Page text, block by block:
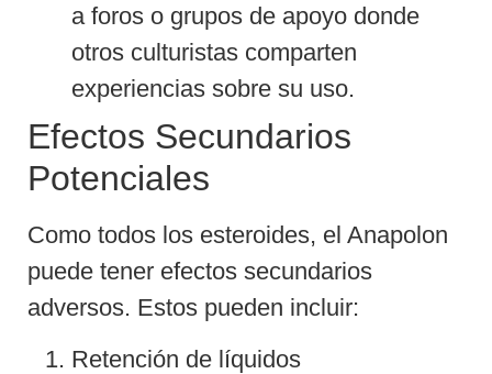
a foros o grupos de apoyo donde
otros culturistas comparten
experiencias sobre su uso.
Efectos Secundarios
Potenciales
Como todos los esteroides, el Anapolon
puede tener efectos secundarios
adversos. Estos pueden incluir:
Retención de líquidos